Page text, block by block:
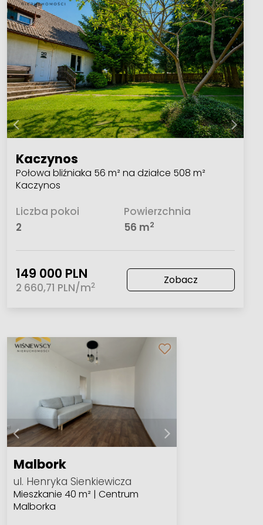
Kaczynos
Połowa bliźniaka 56 m² na działce 508 m²
Kaczynos
Liczba pokoi
2
Powierzchnia
56 m2
149 000 PLN
2 660,71 PLN/m2 Zobacz
Malbork
ul. Henryka Sienkiewicza
Mieszkanie 40 m² | Centrum
Malborka